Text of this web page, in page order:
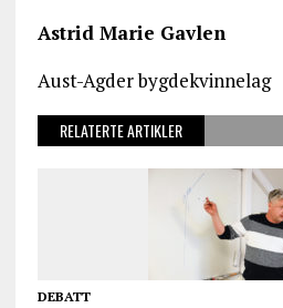
Astrid Marie Gavlen
Aust-Agder bygdekvinnelag
RELATERTE ARTIKLER
DEBATT